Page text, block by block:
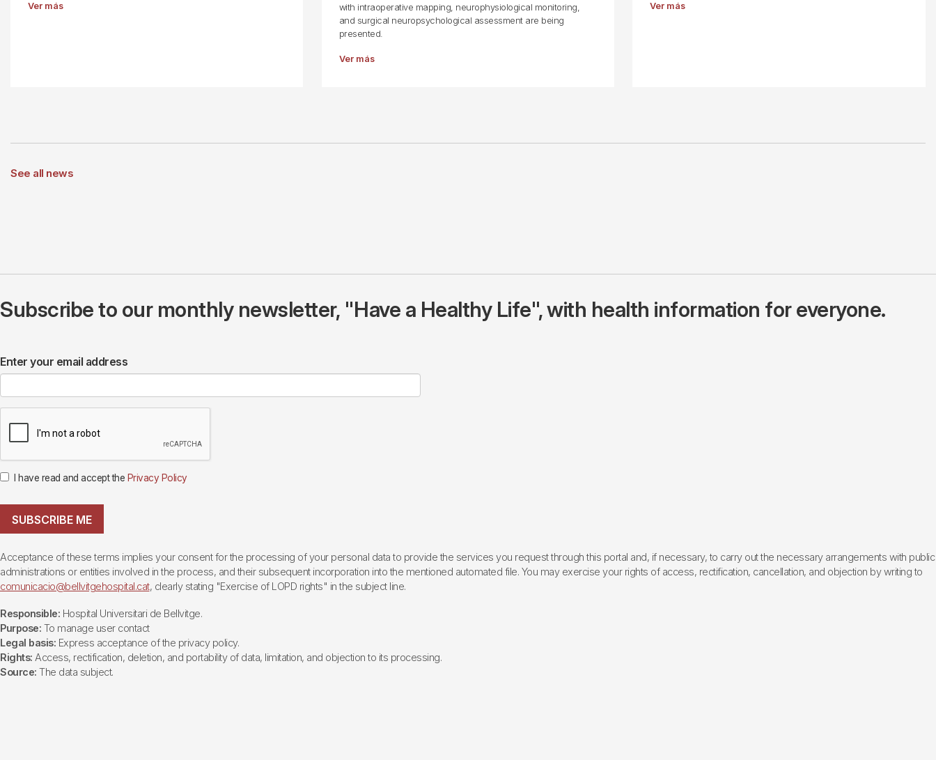
Ver más
with intraoperative mapping, neurophysiological monitoring,
and surgical neuropsychological assessment are being
presented.
Ver más
Ver más
See all news
Subscribe to our monthly newsletter, "Have a Healthy Life", with health information for everyone.
Enter your email address
I have read and accept the Privacy Policy
SUBSCRIBE ME
Acceptance of these terms implies your consent for the processing of your personal data to provide the services you request through this portal and, if necessary, to carry out the necessary arrangements with public
administrations or entities involved in the process, and their subsequent incorporation into the mentioned automated file. You may exercise your rights of access, rectification, cancellation, and objection by writing to
comunicacio@bellvitgehospital.cat, clearly stating "Exercise of LOPD rights" in the subject line.
Responsible: Hospital Universitari de Bellvitge.
Purpose: To manage user contact
Legal basis: Express acceptance of the privacy policy.
Rights: Access, rectification, deletion, and portability of data, limitation, and objection to its processing.
Source: The data subject.